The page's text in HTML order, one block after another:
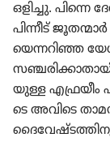
ഒളിച്ചു. പിന്നെ
പിന്നീട്‌
യെ​ന്ന​റിഞ്ഞ
യുള്ള എഫ്രയീം
ടെ അവിടെ
ദൈ​വേ​ഷ്ട​ത്തി​നു